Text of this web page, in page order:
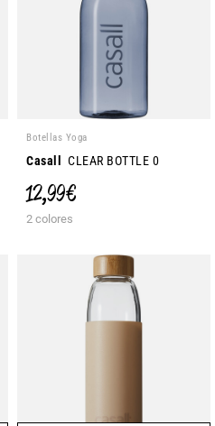
Botellas Yoga
Casall CLEAR BOTTLE 0
12,99 €
2 colores